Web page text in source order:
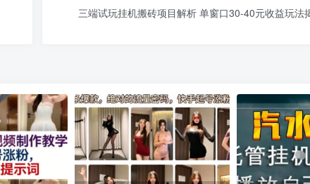
三端试玩挂机搬砖项目解析 单窗口30-40元收益玩法